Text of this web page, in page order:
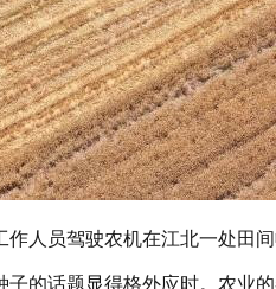
作人员驾驶农机在江北一处田
话题显得格外应时。农业的